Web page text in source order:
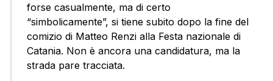
forse casualmente, ma di certo
“simbolicamente”, si tiene subito dopo la fine del
comizio di Matteo Renzi alla Festa nazionale di
Catania. Non è ancora una candidatura, ma la
strada pare tracciata.